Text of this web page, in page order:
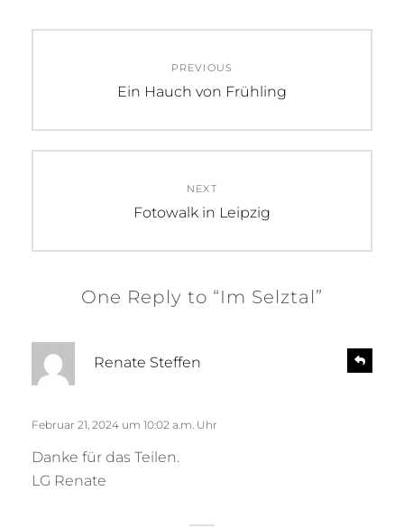
PREVIOUS
Previous
Ein Hauch von Frühling
NEXT
Next
Fotowalk in Leipzig
One Reply to “Im Selztal”
Renate Steffen
t
Februar 21, 2024 um 10:02 a.m. Uhr
Danke für das Teilen.
LG Renate
e